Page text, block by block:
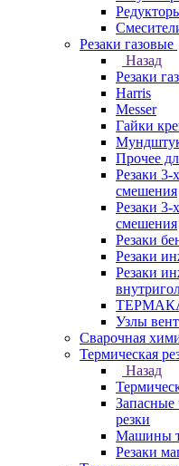
Резаки газовые
Назад
Резаки
Harris
Messer
Гайки
Прочее
Резаки 3-
смешения
Резаки 3-
смешения
Резаки
Резаки
Резаки
Узлы
Сварочная
Термическая
Назад
Запасные
резки
Машины
Резаки